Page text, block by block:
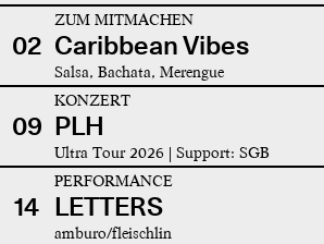
02
ZUM MITMACHEN
Caribbean Vibes
Salsa, Bachata, Merengue
09
KONZERT
PLH
Ultra Tour 2026 | Support: SGB
14
PERFORMANCE
LETTERS
amburo/fleischlin